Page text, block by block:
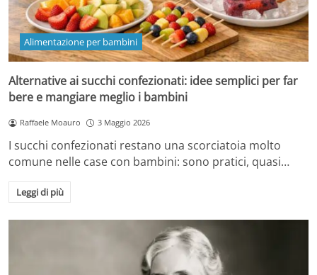
Alimentazione per bambini
Alternative ai succhi confezionati: idee semplici per far
bere e mangiare meglio i bambini
Raffaele Moauro 3 Maggio 2026
I succhi confezionati restano una scorciatoia molto
comune nelle case con bambini: sono pratici, quasi…
Leggi di più